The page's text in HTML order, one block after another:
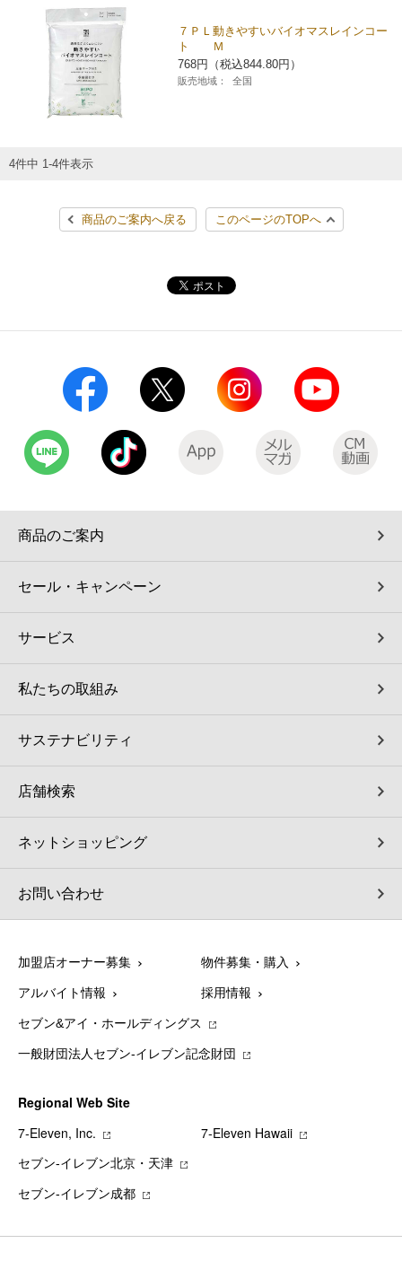
行政サービス
オンラインフォトサービス
コインランドリー（店舗限定）
モバイルバッテリーシェアリング（店舗限定）
モバイルWi-Fiバッテリーシェアリング（店舗限定）
荷物預かりサービス「ecbocloakエクボクローク」（店舗限定）
パウダースペース ラブン（店舗限定）
ソフトバンクギフト
データで見るセブン‐イレブン
セブン‐イレブンの「商品力」
報告書ライブラリー
한국어(서비스)
ภาษาไทย(บริการ)
７ＰＬ動きやすいバイオマスレインコー
ト Ｍ
768円（税込844.80円）
販売地域： 全国
4件中 1-4件表示
商品のご案内へ戻る このページのTOPへ
商品のご案内
セール・キャンペーン
サービス
私たちの取組み
サステナビリティ
店舗検索
ネットショッピング
お問い合わせ
加盟店オーナー募集 物件募集・購入
アルバイト情報 採用情報
セブン&アイ・ホールディングス
一般財団法人セブン-イレブン記念財団
Regional Web Site
7‐Eleven, Inc.
7‐Eleven Hawaii
セブン‐イレブン北京・天津
セブン‐イレブン成都